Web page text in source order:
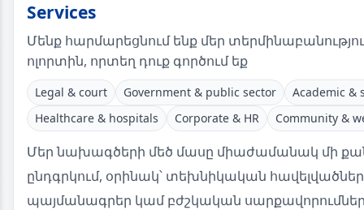
Services
Մենք հարմարեցնում ենք մեր
ոլորտին, որտեղ դուք գործում եք
Legal & court Government & public sector
Academic &
Healthcare & hospitals
Corporate & HR Community &
Մեր նախագծերի մեծ մասը միաժամանակ մի
ընդգրկում, օրինակ՝ տեխնիկական
պայմանագրեր կամ բժշկական